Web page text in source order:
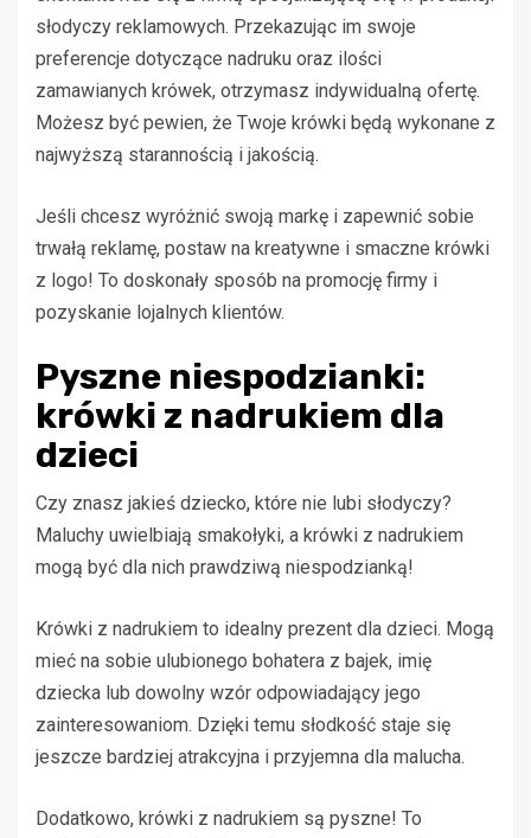
słodyczy reklamowych. Przekazując im swoje
preferencje dotyczące nadruku oraz ilości
zamawianych krówek, otrzymasz indywidualną ofertę.
Możesz być pewien, że Twoje krówki będą wykonane z
najwyższą starannością i jakością.
Jeśli chcesz wyróżnić swoją markę i zapewnić sobie
trwałą reklamę, postaw na kreatywne i smaczne krówki
z logo! To doskonały sposób na promocję firmy i
pozyskanie lojalnych klientów.
Pyszne niespodzianki:
krówki z nadrukiem dla
dzieci
Czy znasz jakieś dziecko, które nie lubi słodyczy?
Maluchy uwielbiają smakołyki, a krówki z nadrukiem
mogą być dla nich prawdziwą niespodzianką!
Krówki z nadrukiem to idealny prezent dla dzieci. Mogą
mieć na sobie ulubionego bohatera z bajek, imię
dziecka lub dowolny wzór odpowiadający jego
zainteresowaniom. Dzięki temu słodkość staje się
jeszcze bardziej atrakcyjna i przyjemna dla malucha.
Dodatkowo, krówki z nadrukiem są pyszne! To